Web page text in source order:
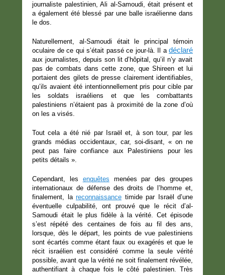
journaliste palestinien, Ali al-Samoudi, était présent et
a également été blessé par une balle israélienne dans
le dos.
Naturellement, al-Samoudi était le principal témoin
oculaire de ce qui s’était passé ce jour-là. Il a déclaré
aux journalistes, depuis son lit d’hôpital, qu’il n’y avait
pas de combats dans cette zone, que Shireen et lui
portaient des gilets de presse clairement identifiables,
qu’ils avaient été intentionnellement pris pour cible par
les soldats israéliens et que les combattants
palestiniens n’étaient pas à proximité de la zone d’où
on les a visés.
Tout cela a été nié par Israël et, à son tour, par les
grands médias occidentaux, car, soi-disant, « on ne
peut pas faire confiance aux Palestiniens pour les
petits détails ».
Cependant, les enquêtes menées par des groupes
internationaux de défense des droits de l’homme et,
finalement, la reconnaissance timide par Israël d’une
éventuelle culpabilité, ont prouvé que le récit d’al-
Samoudi était le plus fidèle à la vérité. Cet épisode
s’est répété des centaines de fois au fil des ans,
lorsque, dès le départ, les points de vue palestiniens
sont écartés comme étant faux ou exagérés et que le
récit israélien est considéré comme la seule vérité
possible, avant que la vérité ne soit finalement révélée,
authentifiant à chaque fois le côté palestinien. Très